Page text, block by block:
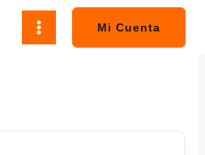
Mi Cuenta